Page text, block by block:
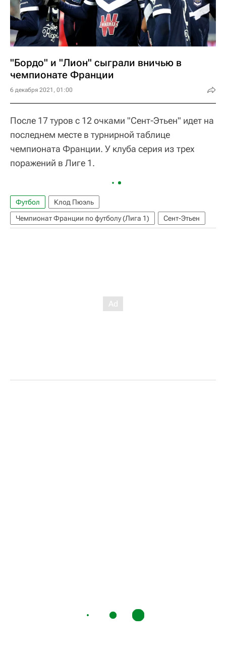
"Бордо" и "Лион" сыграли вничью в
чемпионате Франции
6 декабря 2021, 01:00
После 17 туров с 12 очками "Сент-Этьен" идет на
последнем месте в турнирной таблице
чемпионата Франции. У клуба серия из трех
поражений в Лиге 1.
Футбол
Клод Пюэль
Чемпионат Франции по футболу (Лига 1)
Сент-Этьен